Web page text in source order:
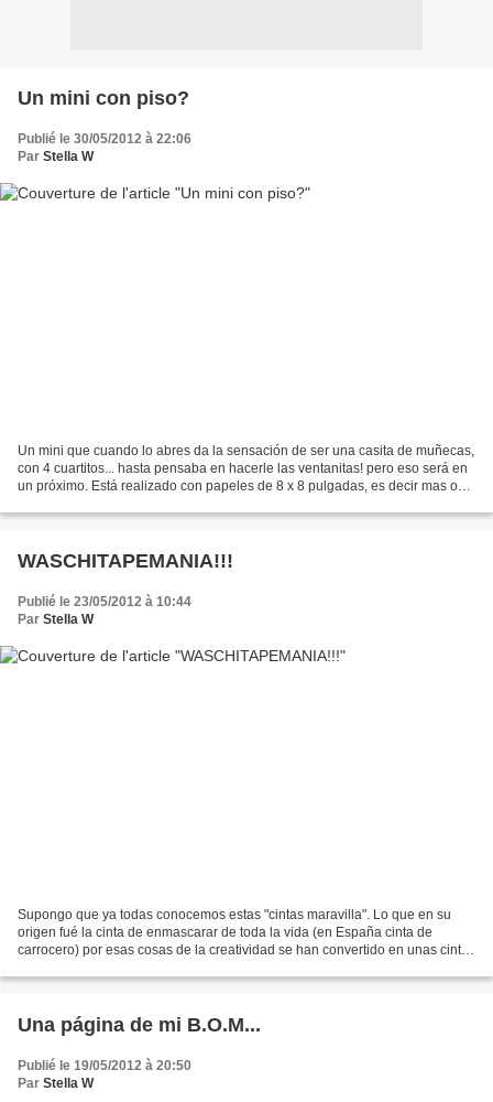
Un mini con piso?
Publié le 30/05/2012 à 22:06
Par Stella W
Un mini que cuando lo abres da la sensación de ser una casita de muñecas,
con 4 cuartitos... hasta pensaba en hacerle las ventanitas! pero eso será en
un próximo. Está realizado con papeles de 8 x 8 pulgadas, es decir mas o
WASCHITAPEMANIA!!!
Publié le 23/05/2012 à 10:44
Par Stella W
Supongo que ya todas conocemos estas "cintas maravilla". Lo que en su
origen fué la cinta de enmascarar de toda la vida (en España cinta de
carrocero) por esas cosas de la creatividad se han convertido en unas cintas
Una página de mi B.O.M...
Publié le 19/05/2012 à 20:50
Par Stella W